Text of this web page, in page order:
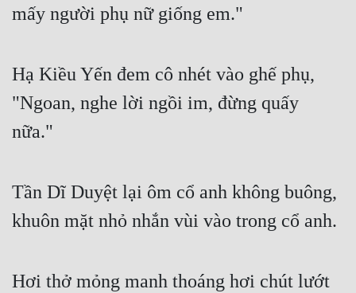
mấy người phụ nữ giống em."
Hạ Kiều Yến đem cô nhét vào ghế phụ,
"Ngoan, nghe lời ngồi im, đừng quấy
nữa."
Tần Dĩ Duyệt lại ôm cổ anh không buông,
khuôn mặt nhỏ nhắn vùi vào trong cổ anh.
Hơi thở mỏng manh thoáng hơi chút lướt